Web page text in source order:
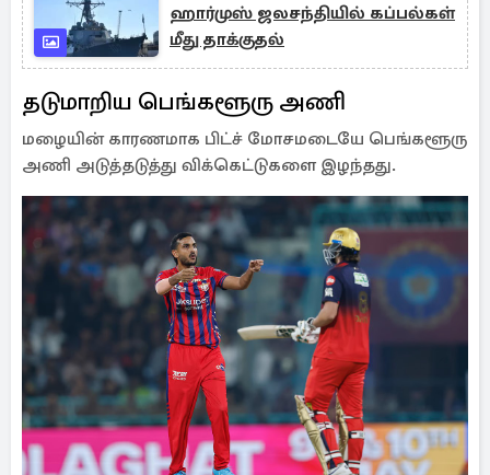
ஹார்முஸ் ஜலசந்தியில் கப்பல்கள்
மீது தாக்குதல்
தடுமாறிய பெங்களூரு அணி
மழையின் காரணமாக பிட்ச் மோசமடையே பெங்களூரு
அணி அடுத்தடுத்து விக்கெட்டுகளை இழந்தது.